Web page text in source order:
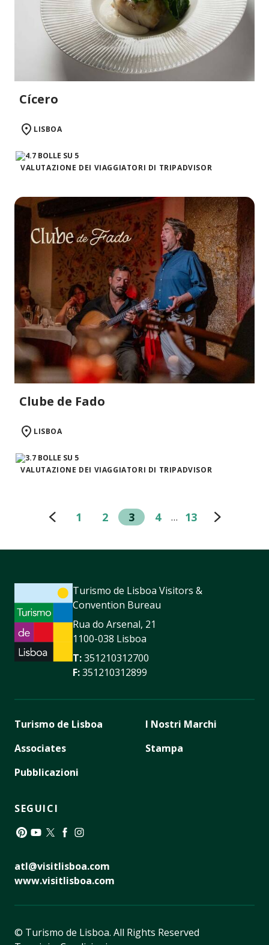
Cícero
LISBOA
VALUTAZIONE DEI VIAGGIATORI DI TRIPADVISOR
Clube de Fado
LISBOA
VALUTAZIONE DEI VIAGGIATORI DI TRIPADVISOR
1 2 3 4 … 13
Turismo de Lisboa Visitors &
Convention Bureau
Rua do Arsenal, 21
1100-038 Lisboa
T:351210312700
F:351210312899
Turismo de Lisboa
Associates
Pubblicazioni
I Nostri Marchi
Stampa
SEGUICI
atl@visitlisboa.com
www.visitlisboa.com
© Turismo de Lisboa. All Rights Reserved